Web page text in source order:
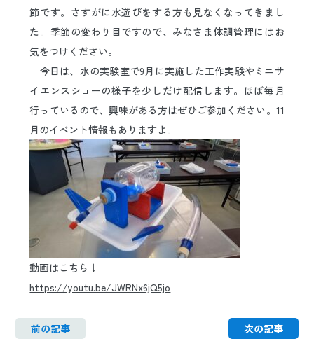
節です。さすがに水遊びをする方も見なくなってきまし
た。季節の変わり目ですので、みなさま体調管理にはお
気をつけください。
今日は、水の実験室で9月に実施した工作実験やミニサ
イエンスショーの様子を少しだけ配信します。ほぼ毎月
行っているので、興味がある方はぜひご参加ください。11
月のイベント情報もありますよ。
動画はこちら↓
https://youtu.be/JWRNx6jQ5jo
前の記事 次の記事